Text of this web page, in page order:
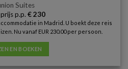
Suites
p.p. €230
in Madrid. U boekt deze reis
Nu vanaf EUR 230.00 per persoon.
EN BOEKEN